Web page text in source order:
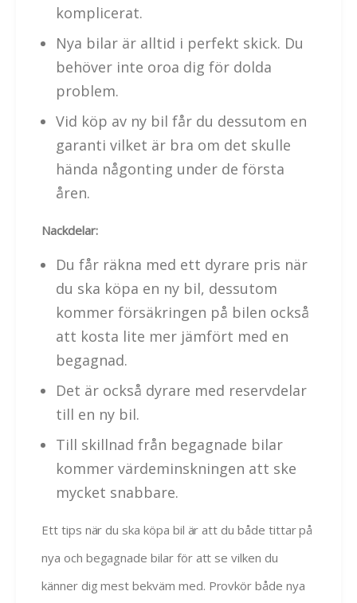
komplicerat.
Nya bilar är alltid i perfekt skick. Du
behöver inte oroa dig för dolda
problem.
Vid köp av ny bil får du dessutom en
garanti vilket är bra om det skulle
hända någonting under de första
åren.
Nackdelar:
Du får räkna med ett dyrare pris när
du ska köpa en ny bil, dessutom
kommer försäkringen på bilen också
att kosta lite mer jämfört med en
begagnad.
Det är också dyrare med reservdelar
till en ny bil.
Till skillnad från begagnade bilar
kommer värdeminskningen att ske
mycket snabbare.
Ett tips när du ska köpa bil är att du både tittar på
nya och begagnade bilar för att se vilken du
känner dig mest bekväm med. Provkör både nya